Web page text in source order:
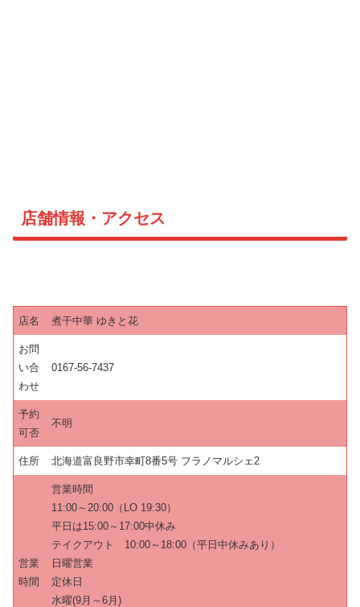
店舗情報・アクセス
店名 煮干中華 ゆきと花
お問
い合
わせ
0167-56-7437
予約
可否
不明
住所 北海道富良野市幸町8番5号 フラノマルシェ2
営業
時間
営業時間
11:00～20:00（LO 19:30）
平日は15:00～17:00中休み
テイクアウト 10:00～18:00（平日中休みあり）
日曜営業
定休日
水曜(9月～6月)